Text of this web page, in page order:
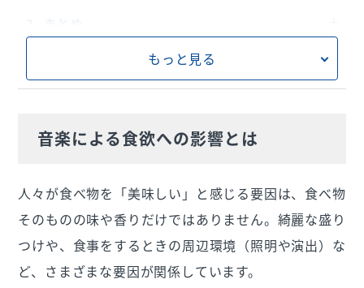
もっと見る
音楽による食欲への影響とは
人々が食べ物を「美味しい」と感じる要因は、食べ物
そのものの味や香りだけではありません。綺麗な盛り
つけや、食事をするときの周辺環境（照明や演出）な
ど、さまざまな要因が関係しています。